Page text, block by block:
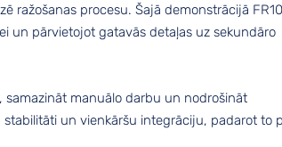
ražošanas procesu. Šajā demonstrācijā FR10
un pārvietojot gatavās detaļas uz sekundāro
samazināt manuālo darbu un nodrošināt
un vienkāršu integrāciju, padarot to